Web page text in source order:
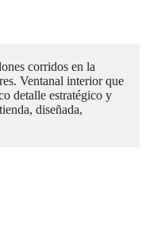
corridos en la
Ventanal interior que
detalle estratégico y
diseñada,